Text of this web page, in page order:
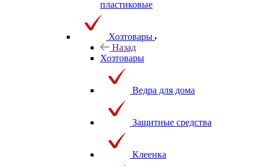
пластиковые
Хозтовары
Назад
Хозтовары
Ведра для дома
Защитные средства
Клеенка